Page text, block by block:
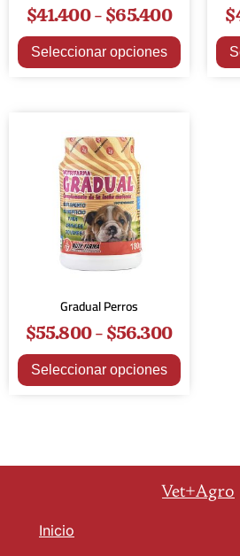
$41.400-$65.400
Seleccionar opciones
$
Gradual Perros
$55.800-$56.300
Seleccionar opciones
Vet+Agro
Inicio